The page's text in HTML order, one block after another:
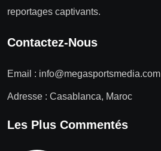
reportages captivants.
Contactez-Nous
Email : info@megasportsmedia.com
Adresse : Casablanca, Maroc
Les Plus Commentés